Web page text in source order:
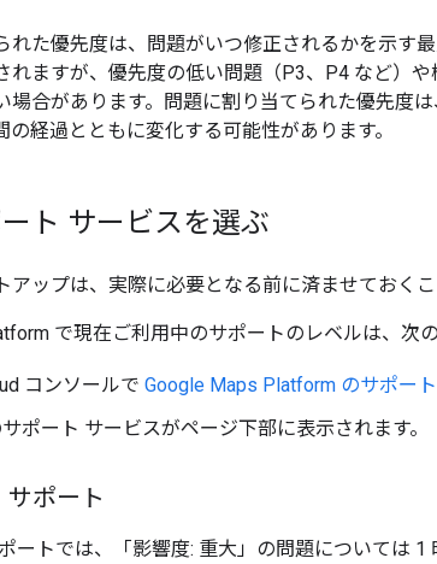
れた優先度は、問題がいつ修正されるかを示す
れますが、優先度の低い問題（P3、P4 など）
場合があります。問題に割り当てられた優先度
の経過とともに変化する可能性があります。
ート サービスを選ぶ
アップは、実際に必要となる前に済ませておく
で現在ご利用中のサポートのレベルは、次
コンソールで Google Maps Platform のサポート
サポート サービスがページ下部に表示されます。
サポート
ートでは、「影響度: 重大」の問題については